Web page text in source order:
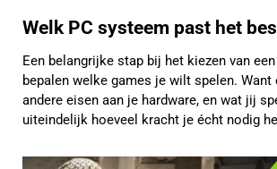
Welk PC systeem past het
Een belangrijke stap bij het kiezen van
bepalen welke games je wilt spelen.
andere eisen aan je hardware, en wat jij
uiteindelijk hoeveel kracht je écht nodig